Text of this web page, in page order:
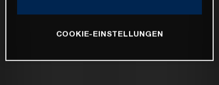
COOKIE-EINSTELLUNGEN